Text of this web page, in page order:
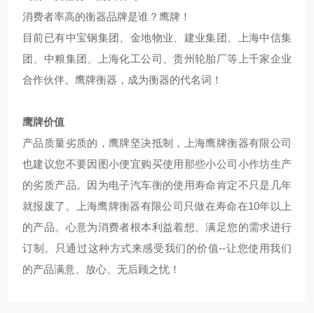
消费者率高的衡器品牌是谁？鹰牌！
目前已有中宝钢集团、金地物业、建业集团、上海中信集
团、中粮集团、上海化工公司、贵州轮胎厂等上千家企业
合作伙伴。鹰牌衡器，成为衡器的代名词！
鹰牌价值
产品质量劣质的，鹰牌坚决抵制，上海鹰牌衡器有限公司
也建议您不要因图小便宜购买使用那些小公司小作坊生产
的劣质产品。因为电子汽车衡的使用寿命肯定不只是几年
就报废了。上海鹰牌衡器有限公司只做在寿命在10年以上
的产品。心意为消费者根本利益着想。满足您的需求进行
订制。只通过这种方式来感受我们的价值--让您使用我们
的产品满意、放心、无后顾之忧！